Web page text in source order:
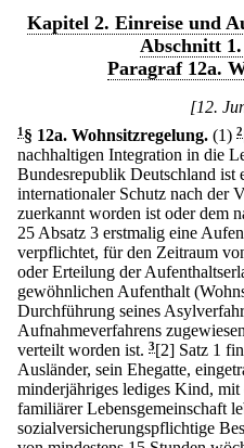
Kapitel 2. Einreise und
Abschnitt
Paragraf 12a.
[12.
1 § 12a. Wohnsitzregelung. (1) 2
nachhaltigen Integration in die
Bundesrepublik Deutschland ist
internationaler Schutz nach der
zuerkannt worden ist oder dem
25 Absatz 3 erstmalig eine
verpflichtet, für den Zeitraum
oder Erteilung der
gewöhnlichen Aufenthalt
Durchführung seines
Aufnahmeverfahrens
verteilt worden ist. 3[2] Satz 1
Ausländer, sein Ehegatte,
minderjähriges lediges Kind,
familiärer Lebensgemeinschaft
sozialversicherungspflichtige